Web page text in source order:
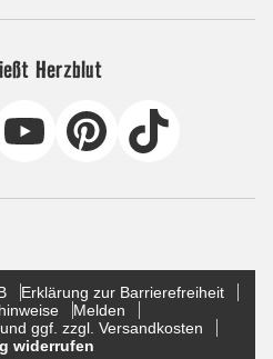
Herzblut
Erklärung zur Barrierefreiheit
Melden
ggf. zzgl. Versandkosten
widerrufen